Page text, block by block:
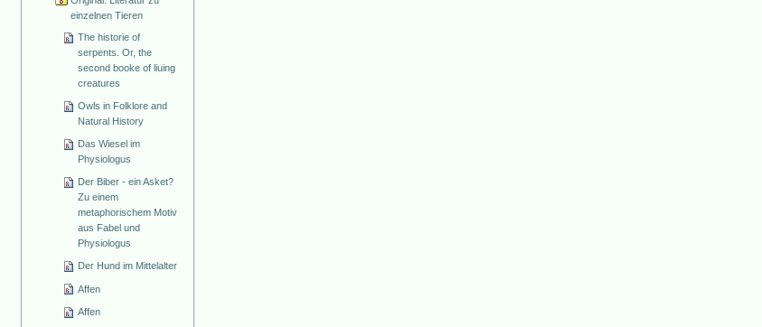
einzelnen Tieren
The historie of
serpents. Or, the
second booke of liuing
creatures
Owls in Folklore and
Natural History
Das Wiesel im
Physiologus
Der Biber - ein Asket?
Zu einem
metaphorischem Motiv
aus Fabel und
Physiologus
Der Hund im Mittelalter
Affen
Affen